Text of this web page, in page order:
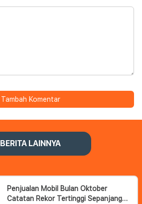
Tambah Komentar
BERITA LAINNYA
Penjualan Mobil Bulan Oktober
Catatan Rekor Tertinggi Sepanjang